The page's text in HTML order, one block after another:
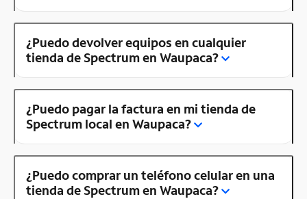
¿Puedo devolver equipos en cualquier
tienda de Spectrum en Waupaca?
¿Puedo pagar la factura en mi tienda de
Spectrum local en Waupaca?
¿Puedo comprar un teléfono celular en una
tienda de Spectrum en Waupaca?